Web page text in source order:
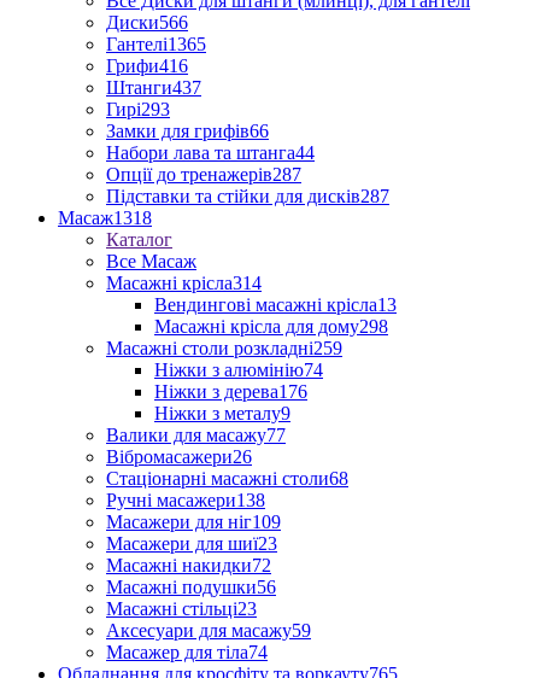
Диски566
Гантелі1365
Грифи416
Штанги437
Гирі293
Замки для грифів66
Набори лава та штанга44
Опції до тренажерів287
Підставки та стійки для дисків287
Масаж1318
Каталог
Все Масаж
Масажні крісла314
Вендингові масажні крісла13
Масажні крісла для дому298
Масажні столи розкладні259
Ніжки з алюмінію74
Ніжки з дерева176
Ніжки з металу9
Валики для масажу77
Вібромасажери26
Стаціонарні масажні столи68
Ручні масажери138
Масажери для ніг109
Масажери для шиї23
Масажні накидки72
Масажні подушки56
Масажні стільці23
Аксесуари для масажу59
Масажер для тіла74
Обладнання для кросфіту та воркауту765